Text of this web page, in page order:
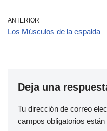
ANTERIOR
Los Músculos de la espalda
Deja una
Tu dirección de correo
campos obligatorios